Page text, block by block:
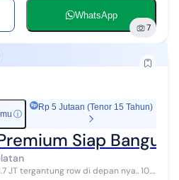
WhatsApp
7
ⓘ
Rp 5 Jutaan (Tenor 15 Tahun)
Siap
JT tergantung row di depan nya.. 10.7